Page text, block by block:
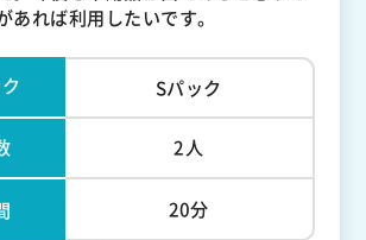
あれば利用したいです。
Sパック
2人
20分